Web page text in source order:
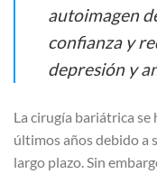
autoimagen
confianza y
depresión y
La cirugía bariátrica se
últimos años debido a
largo plazo. Sin